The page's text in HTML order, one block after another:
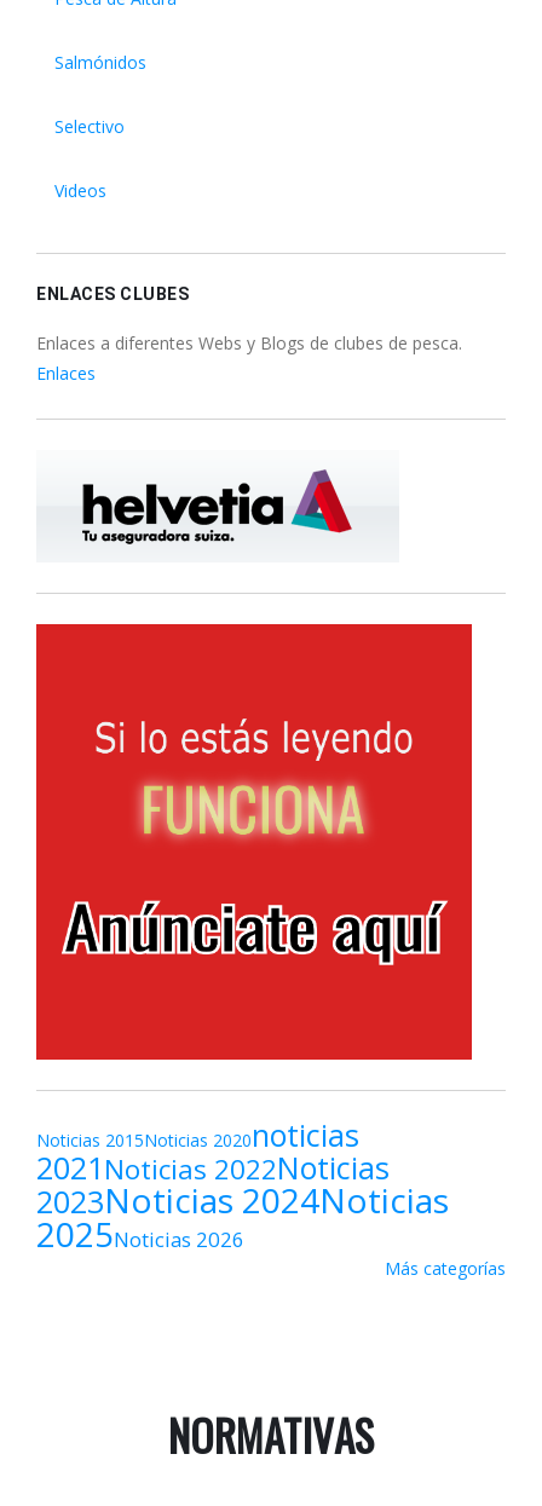
Salmónidos
Selectivo
Videos
ENLACES CLUBES
Enlaces a diferentes Webs y Blogs de clubes de pesca.
Enlaces
Noticias 2015Noticias 2020noticias
2021Noticias 2022Noticias
2023Noticias 2024Noticias
2025Noticias 2026
Más categorías
NORMATIVAS